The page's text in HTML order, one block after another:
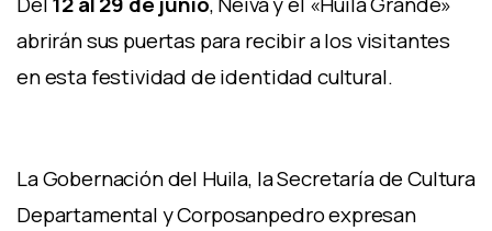
abrirán sus puertas para recibir a los visitantes
en esta festividad de identidad cultural.
La Gobernación del Huila, la Secretaría de Cultura
Departamental y Corposanpedro expresan